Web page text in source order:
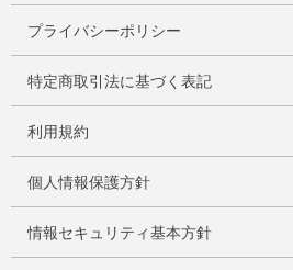
プライバシーポリシー
特定商取引法に基づく表記
利用規約
個人情報保護方針
情報セキュリティ基本方針